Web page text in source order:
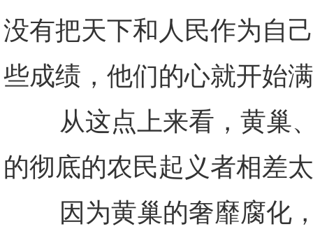
没有把天下和人民作为自
些成绩，他们的心就开始
从这点上来看，黄巢、
的彻底的农民起义者相差
因为黄巢的奢靡腐化，